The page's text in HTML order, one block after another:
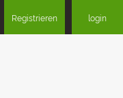
Registrieren login